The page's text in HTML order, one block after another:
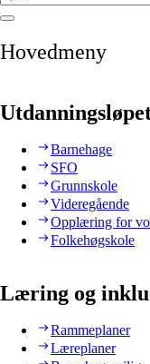
Hovedmeny
Barnehage
SFO
Grunnskole
Videregående
Opplæring for
Folkehøgskole
Læring og
Rammeplaner
Læreplaner